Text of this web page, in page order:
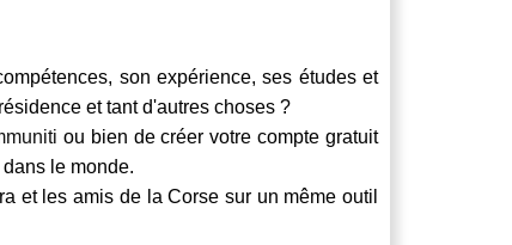
son expérience, ses études et
et tant d'autres choses ?
ou bien de créer votre compte gratuit
le monde.
et les amis de la Corse sur un même outil